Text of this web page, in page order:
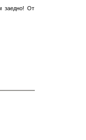
заедно! От